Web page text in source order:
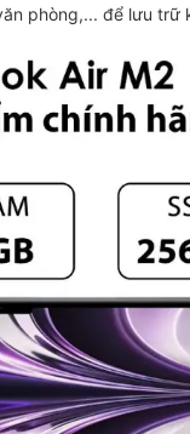
phòng,... để lưu trữ